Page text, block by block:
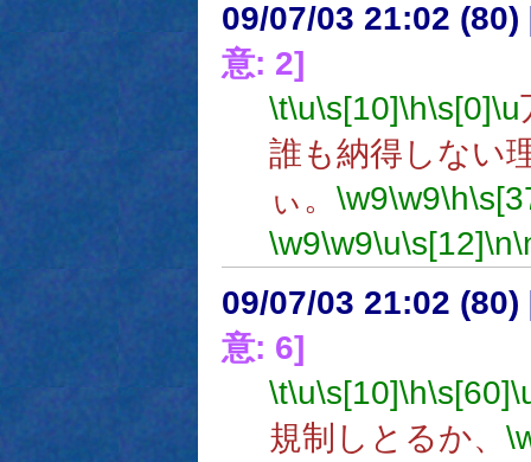
09/07/03 21:02 (80)
意: 2]
\t\u\s[10]\h\s[0]\u
誰も納得しない
ぃ。 \w9\w9\h
\w9\w9\u\s[12]\n
09/07/03 21:02 (80)
意: 6]
\t\u\s[10]\h\s[60]
規制しとるか、